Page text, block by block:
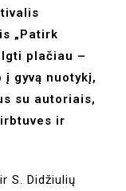
„Patirk
plačiau –
gyvą nuotykį,
su autoriais,
ir
S. Didžiulių